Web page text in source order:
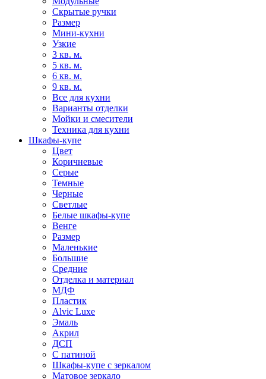
Скрытые ручки
Размер
Мини-кухни
Узкие
3 кв. м.
5 кв. м.
6 кв. м.
9 кв. м.
Все для кухни
Варианты отделки
Мойки и смесители
Техника для кухни
Шкафы-купе
Цвет
Коричневые
Серые
Темные
Черные
Светлые
Белые шкафы-купе
Венге
Размер
Маленькие
Большие
Средние
Отделка и материал
МДФ
Пластик
Alvic Luxe
Эмаль
Акрил
ДСП
С патиной
Шкафы-купе с зеркалом
Матовое зеркало